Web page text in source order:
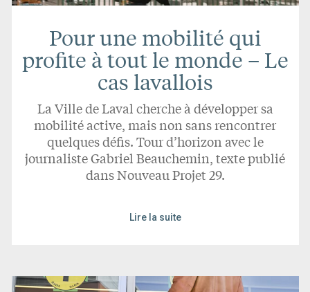
Pour une mobilité qui
profite à tout le monde – Le
cas lavallois
La Ville de Laval cherche à développer sa
mobilité active, mais non sans rencontrer
quelques défis. Tour d’horizon avec le
journaliste Gabriel Beauchemin, texte publié
dans Nouveau Projet 29.
Lire la suite